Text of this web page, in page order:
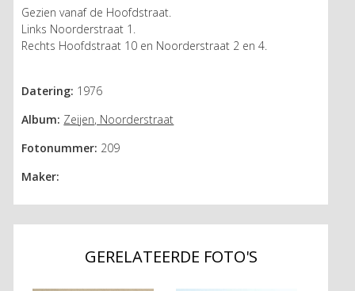
Gezien vanaf de Hoofdstraat.
Links Noorderstraat 1.
Rechts Hoofdstraat 10 en Noorderstraat 2 en 4.
Datering: 1976
Album: Zeijen, Noorderstraat
Fotonummer: 209
Maker:
GERELATEERDE FOTO'S